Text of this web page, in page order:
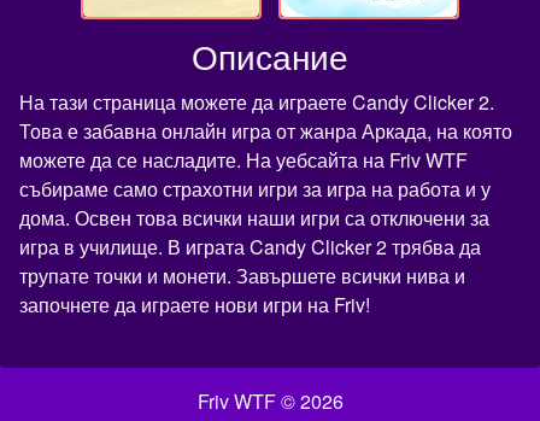
Описание
На тази страница можете да играете Candy Clicker 2.
Това е забавна онлайн игра от жанра Аркада, на която
можете да се насладите. На уебсайта на Friv WTF
събираме само страхотни игри за игра на работа и у
дома. Освен това всички наши игри са отключени за
игра в училище. В играта Candy Clicker 2 трябва да
трупате точки и монети. Завършете всички нива и
започнете да играете нови игри на Friv!
Friv WTF © 2026